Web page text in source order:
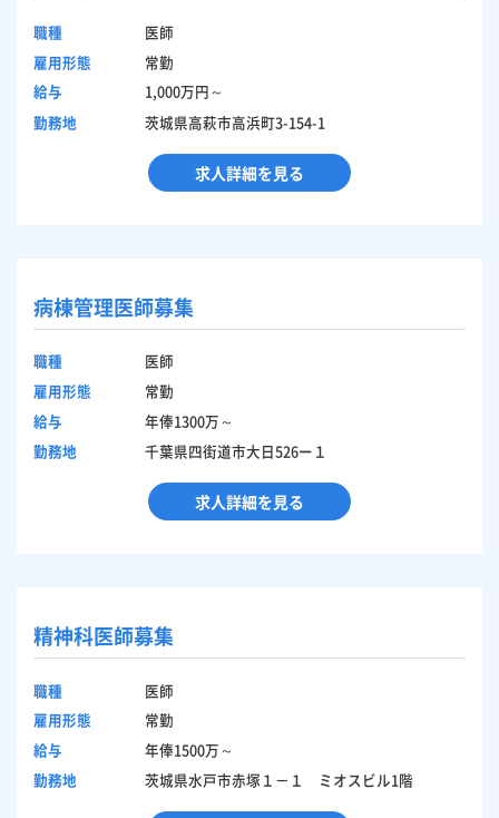
職種
医師
雇用形態
常勤
給与
1,000万円～
勤務地
茨城県高萩市高浜町3-154-1
求人詳細を見る
病棟管理医師募集
職種
医師
雇用形態
常勤
給与
年俸1300万～
勤務地
千葉県四街道市大日526ー１
求人詳細を見る
精神科医師募集
職種
医師
雇用形態
常勤
給与
年俸1500万～
勤務地
茨城県水戸市赤塚１－１ ミオスビル1階